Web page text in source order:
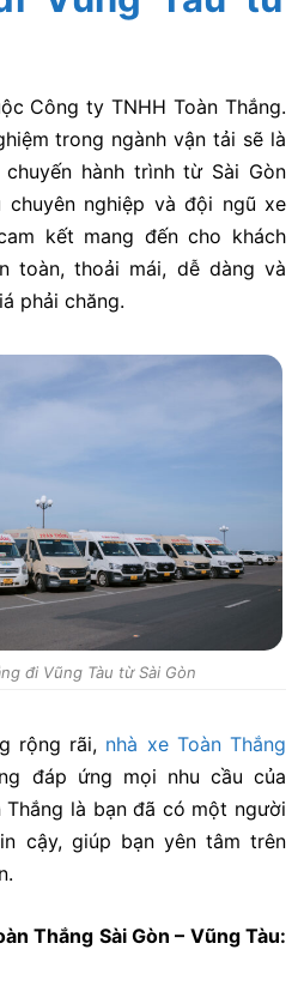
Công ty TNHH Toàn Thắng.
trong ngành vận tải sẽ là
hành trình từ Sài Gòn
chuyên nghiệp và đội ngũ xe
kết mang đến cho khách
toàn, thoải mái, dễ dàng và
phải chăng.
đi Vũng Tàu từ Sài Gòn
rộng rãi, nhà xe Toàn Thắng
đáp ứng mọi nhu cầu của
Thắng là bạn đã có một người
cậy, giúp bạn yên tâm trên
Thắng Sài Gòn – Vũng Tàu: